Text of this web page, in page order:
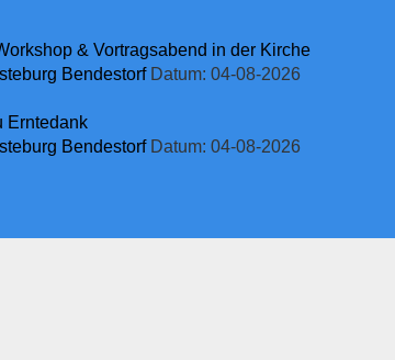
& Vortragsabend in der Kirche
Bendestorf Datum: 04-08-2026
Erntedank
Bendestorf Datum: 04-08-2026